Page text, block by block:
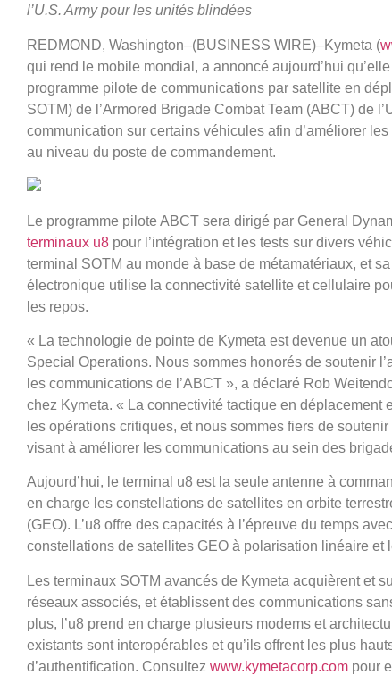
l’U.S. Army pour les unités blindées
REDMOND, Washington–(BUSINESS WIRE)–Kymeta (
qui rend le mobile mondial, a annoncé aujourd’hui
programme pilote de communications par satellite en
SOTM) de l’Armored Brigade Combat Team (ABCT) de
communication sur certains véhicules afin d’améliorer
au niveau du poste de commandement.
Le programme pilote ABCT sera dirigé par General
terminaux u8 pour l’intégration et les tests sur divers
terminal SOTM au monde à base de métamatériaux, et
électronique utilise la connectivité satellite et cellulaire
les repos.
« La technologie de pointe de Kymeta est devenue un
Special Operations. Nous sommes honorés de soutenir
les communications de l’ABCT », a déclaré Rob
chez Kymeta. « La connectivité tactique en
les opérations critiques, et nous sommes fiers de
visant à améliorer les communications au sein des
Aujourd’hui, le terminal u8 est la seule antenne à
en charge les constellations de satellites en orbite
(GEO). L’u8 offre des capacités à l’épreuve du temps
constellations de satellites GEO à polarisation linéaire
Les terminaux SOTM avancés de Kymeta acquièrent et
réseaux associés, et établissent des communications
plus, l’u8 prend en charge plusieurs modems et
existants sont interopérables et qu’ils offrent les plus
d’authentification. Consultez www.kymetacorp.com pour